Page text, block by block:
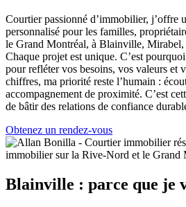
Courtier passionné d’immobilier, j’offre
personnalisé pour les familles,
le Grand Montréal, à Blainville, Mirabel,
Chaque projet est unique. C’est
pour refléter vos besoins, vos valeurs et
chiffres, ma priorité reste l’humain :
accompagnement de proximité. C’est
de bâtir des relations de confiance
Obtenez un rendez-vous
Blainville : parce que je